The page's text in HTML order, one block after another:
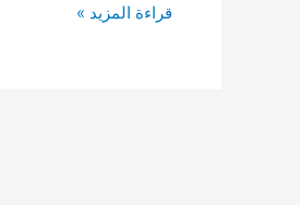
شركة
قراءة المزيد »